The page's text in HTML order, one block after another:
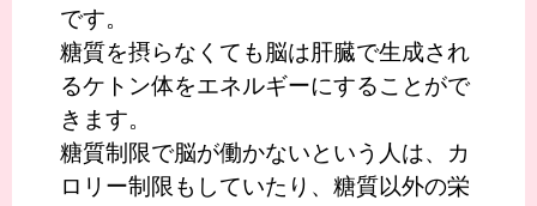
です。
糖質を摂らなくても脳は肝臓で生成され
るケトン体をエネルギーにすることがで
きます。
糖質制限で脳が働かないという人は、カ
ロリー制限もしていたり、糖質以外の栄